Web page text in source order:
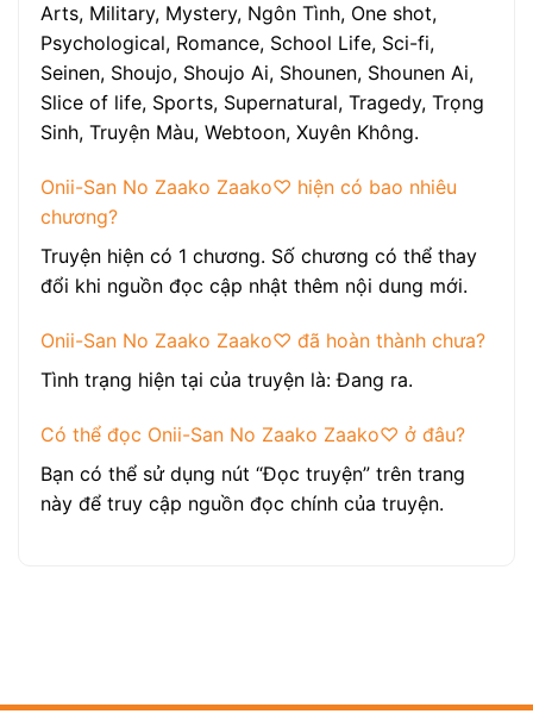
Arts, Military, Mystery, Ngôn Tình, One shot,
Psychological, Romance, School Life, Sci-fi,
Seinen, Shoujo, Shoujo Ai, Shounen, Shounen Ai,
Slice of life, Sports, Supernatural, Tragedy, Trọng
Sinh, Truyện Màu, Webtoon, Xuyên Không.
Onii-San No Zaako Zaako♡ hiện có bao nhiêu
chương?
Truyện hiện có 1 chương. Số chương có thể thay
đổi khi nguồn đọc cập nhật thêm nội dung mới.
Onii-San No Zaako Zaako♡ đã hoàn thành chưa?
Tình trạng hiện tại của truyện là: Đang ra.
Có thể đọc Onii-San No Zaako Zaako♡ ở đâu?
Bạn có thể sử dụng nút “Đọc truyện” trên trang
này để truy cập nguồn đọc chính của truyện.